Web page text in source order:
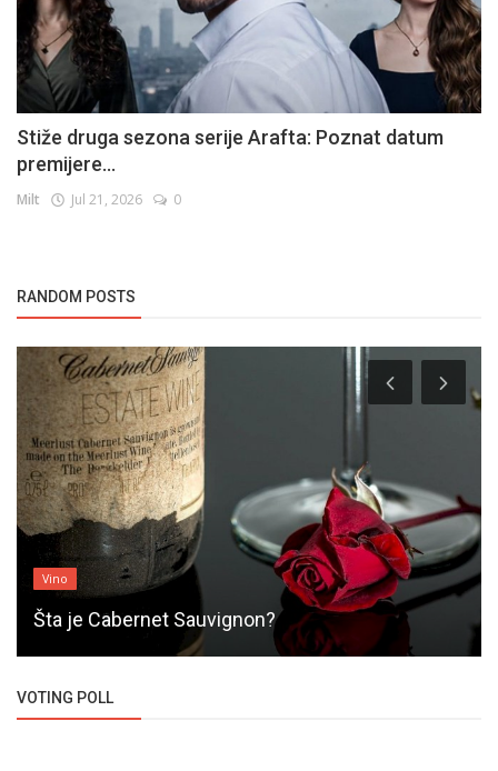
Stiže druga sezona serije Arafta: Poznat datum
premijere...
Milt Jul 21, 2026 0
RANDOM POSTS
Vino
Šta je Cabernet Sauvignon?
VOTING POLL